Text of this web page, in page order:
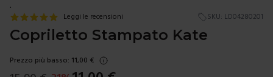
.
Leggi le recensioni SKU: LD04280201
Copriletto Stampato Kate
Prezzo più basso: 11,00 €